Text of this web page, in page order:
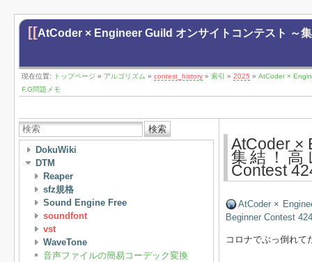
[[AtCoder × Engineer Guild オンサイトコンテスト ～
現在位置: トップページ » アルゴリズム » contest_history » 索引 » 2025 » AtCoder ×
F,G問題メモ
検索
DokuWiki
DTM
Reaper
sfz規格
Sound Engine Free
soundfont
vst
WaveTone
音声ファイルの簡易コーデック変換
AtCoder ×
集結！高
Contest
AtCoder ×
Beginner Contest
コロナでぶっ倒れて